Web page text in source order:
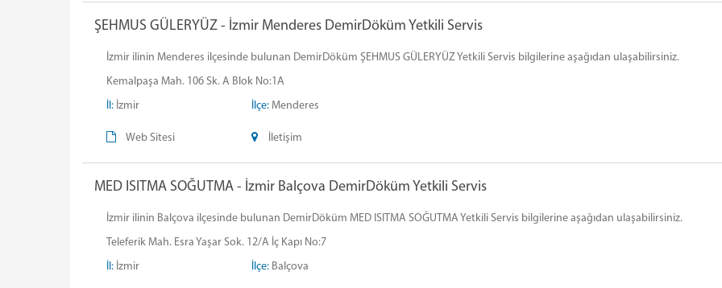
ŞEHMUS GÜLERYÜZ - İzmir Menderes DemirDöküm Yetkili Servis
İzmir ilinin Menderes ilçesinde bulunan DemirDöküm ŞEHMUS GÜLERYÜZ Yetkili Servis bilgilerine aşağıdan ulaşabilirsiniz.
Kemalpaşa Mah. 106 Sk. A Blok No:1A
İl: İzmir İlçe: Menderes
Web Sitesi İletişim
MED ISITMA SOĞUTMA - İzmir Balçova DemirDöküm Yetkili Servis
İzmir ilinin Balçova ilçesinde bulunan DemirDöküm MED ISITMA SOĞUTMA Yetkili Servis bilgilerine aşağıdan ulaşabilirsiniz.
Teleferik Mah. Esra Yaşar Sok. 12/A İç Kapı No:7
İl: İzmir İlçe: Balçova